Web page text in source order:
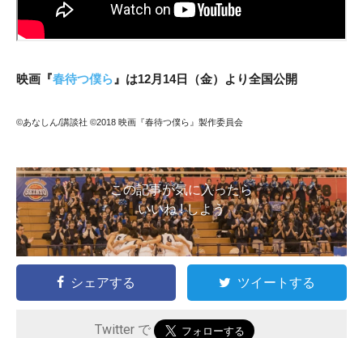
映画『春待つ僕ら 』は12月14日（金）より全国公開
©あなしん/講談社 ©2018 映画『春待つ僕ら』製作委員会
この記事が気に入ったら
いいね ! しよう
シェアする ツイートする
Twitter で